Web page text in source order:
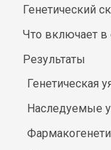
Генетический
Что включает в
Результаты
Генетическая
Наследуемые